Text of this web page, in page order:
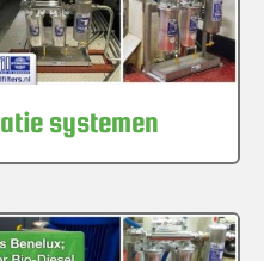
systemen